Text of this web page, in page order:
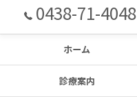
0438-71-4048
ホーム
診療案内